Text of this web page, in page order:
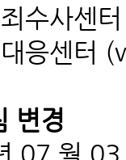
죄수사
대응센
변경
07 월 03